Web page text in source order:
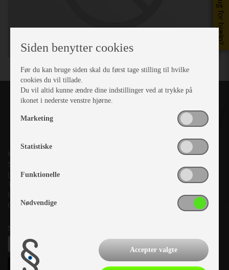
Brug for hjælp?
Kronjyllands Camping Center A/S
Suderholmen 10, 8960 Randers SØ
(Lige ud til Grenåvej)
Tlf. +45 87 10 98 70
Info@as-kcc.dk
CVR: 33 38 77 33
Samtykke til nyhedsbrev
Siden benytter cookies
Før du kan bruge siden skal du først tage stilling til hvilke
cookies du vil tillade.
Du vil altid kunne ændre dine indstillinger ved at trykke på
ikonet i nederste venstre hjørne.
Marketing
Statistiske
Funktionelle
Nødvendige
Accepter valgte